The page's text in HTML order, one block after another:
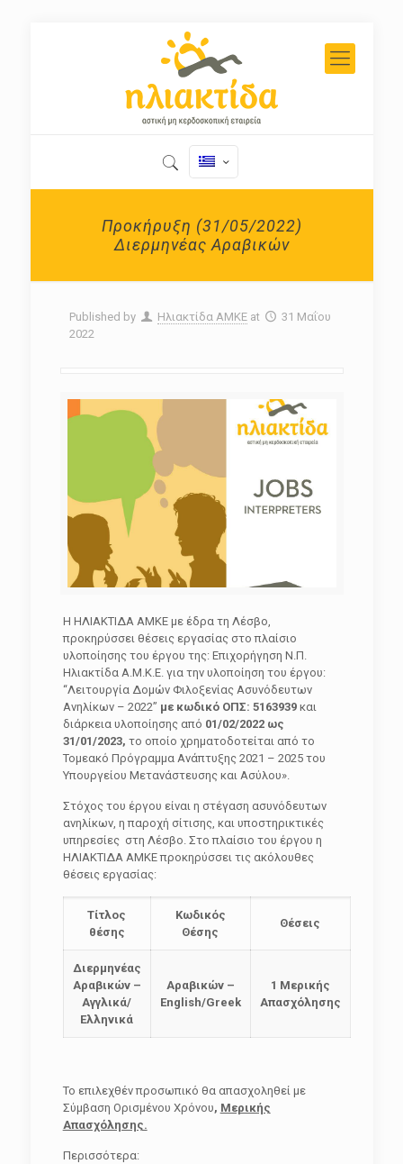
Προκήρυξη (31/05/2022)
Διερμηνέας Αραβικών
Published by Ηλιακτίδα ΑΜΚΕ at
31 Μαΐου
2022
Η ΗΛΙΑΚΤΙΔΑ ΑΜΚΕ με έδρα τη Λέσβο,
προκηρύσσει θέσεις εργασίας στο πλαίσιο
υλοποίησης του έργου της: Επιχορήγηση Ν.Π.
Ηλιακτίδα Α.Μ.Κ.Ε. για την υλοποίηση του έργου:
“Λειτουργία Δομών Φιλοξενίας Ασυνόδευτων
Ανηλίκων – 2022” με κωδικό ΟΠΣ: 5163939και
διάρκεια υλοποίησης από 01/02/2022 ως
31/01/2023, το οποίο χρηματοδοτείται από το
Τομεακό Πρόγραμμα Ανάπτυξης 2021 – 2025 του
Υπουργείου Μετανάστευσης και Ασύλου».
Στόχος του έργου είναι η στέγαση ασυνόδευτων
ανηλίκων, η παροχή σίτισης, και υποστηρικτικές
υπηρεσίες στη Λέσβο. Στο πλαίσιο του έργου η
ΗΛΙΑΚΤΙΔΑ ΑΜΚΕ προκηρύσσει τις ακόλουθες
θέσεις εργασίας:
Τίτλος
θέσης
Κωδικός
Θέσης
Θέσεις
Διερμηνέας
Αραβικών –
Αγγλικά/
Ελληνικά
Αραβικών –
English/Greek
1 Μερικής
Απασχόλησης
Το επιλεχθέν προσωπικό θα απασχοληθεί με
Σύμβαση Ορισμένου Χρόνου, Μερικής
Απασχόλησης.
Περισσότερα: